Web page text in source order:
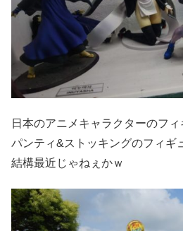
日本のアニメキャラクターのフィ
パンティ&ストッキングのフィギ
結構最近じゃねぇかｗ